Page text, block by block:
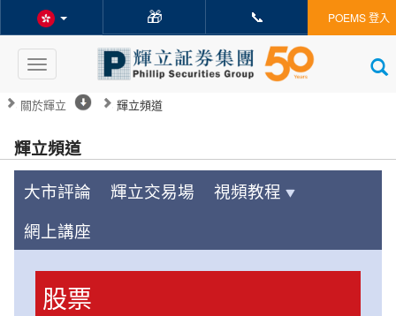
🎁 📞 POEMS 登入
Toggle
navigation
關於輝立 輝立頻道
輝立頻道
大市評論 輝立交易場
視頻教程
網上講座
股票